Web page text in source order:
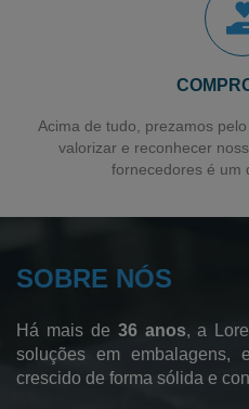
Sacos Plásticos Recicláveis
Sacos Plásticos Personalizados
Sacos em Polietileno de Alta
Fábrica de Sacos Hamper
Sacos de Polietileno
Acima de tudo, prezamos
valorizar e reconhecer
fornecedores é um
SOBRE NÓS
Há mais de 36 anos, a
soluções em
crescido de forma sólida e